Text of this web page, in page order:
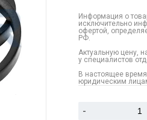
Информация о
исключительно
офертой,
РФ.
Актуальную цену,
у специалистов
В настоящее время
юридическим
-